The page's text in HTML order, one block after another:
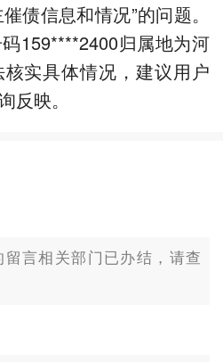
债信息和情况”的问题。
159****2400归属地为河
实具体情况，建议用户
反映。
留言相关部门已办结，请查